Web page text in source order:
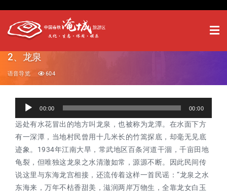
2、龙泉
语音导览 604
播
放
器
00:00 00:00
远处有水花冒出的地方叫龙泉，也被称为龙潭。在水面下方
有一深潭，当地村民曾用十几米长的竹篙探底，却毫无见底
迹象。1934年江南大旱，常武地区百条河道干涸，千亩田地
龟裂，但唯独这龙泉之水清澈如常，源源不断。因此民间传
说这里与东海龙宫相接，还流传着这样一首民谣：“龙泉之水
东海来，万年不枯香甜美，滋润两岸万物生，全靠龙女白玉